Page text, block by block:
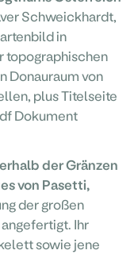
Schweickhardt,
in
topographischen
Donauraum von
plus Titelseite
Dokument
der Gränzen
von Pasetti,
der großen
Ihr
sowie jene